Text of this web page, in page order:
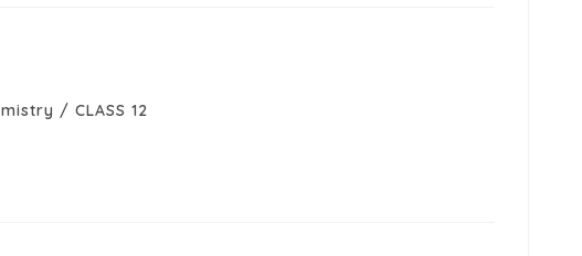
/ CLASS 12